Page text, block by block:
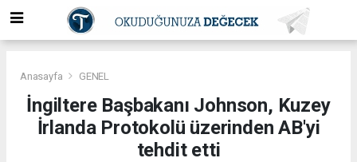
Anasayfa GENEL
İngiltere Başbakanı Johnson, Kuzey
İrlanda Protokolü üzerinden AB'yi
tehdit etti